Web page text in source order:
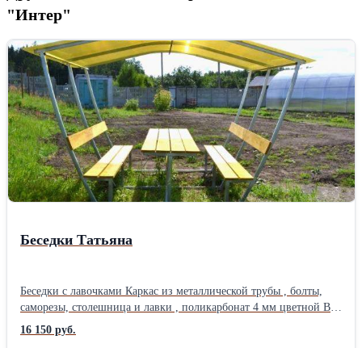
"Интер"
Беседки Татьяна
Беседки с лавочками Каркас из металлической трубы , болты,
саморезы, столешница и лавки , поликарбонат 4 мм цветной В
комплект изделий входит вся необходимая фурнитура (упакована
в картонную коробку). Просверлины все отверстия для
16 150 руб.